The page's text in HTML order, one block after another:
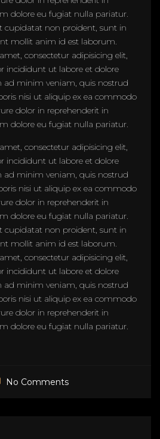
dolore eu fugiat nulla pariatur.
cupidatat non proident, sunt in
mollit anim id est laborum.
consectetur adipisicing elit,
incididunt ut labore et dolore
ad minim veniam, quis nostrud
nisi ut aliquip ex ea commodo
dolor in reprehenderit in
dolore eu fugiat nulla pariatur.
consectetur adipisicing elit,
incididunt ut labore et dolore
ad minim veniam, quis nostrud
nisi ut aliquip ex ea commodo
dolor in reprehenderit in
dolore eu fugiat nulla pariatur.
cupidatat non proident, sunt in
mollit anim id est laborum.
consectetur adipisicing elit,
incididunt ut labore et dolore
ad minim veniam, quis nostrud
nisi ut aliquip ex ea commodo
dolor in reprehenderit in
dolore eu fugiat nulla pariatur.
No Comments